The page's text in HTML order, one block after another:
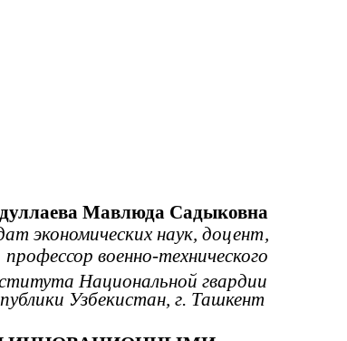
Мавлюда Садыковна
экономических наук, доцент,
профессор военно-технического
Национальной гвардии
Узбекистан, г. Ташкент